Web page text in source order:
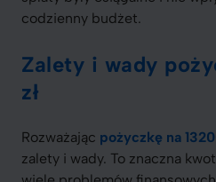
codzienny budżet.
Zalety i wady
zł
Rozważając pożyczkę na
zalety i wady. To znaczna